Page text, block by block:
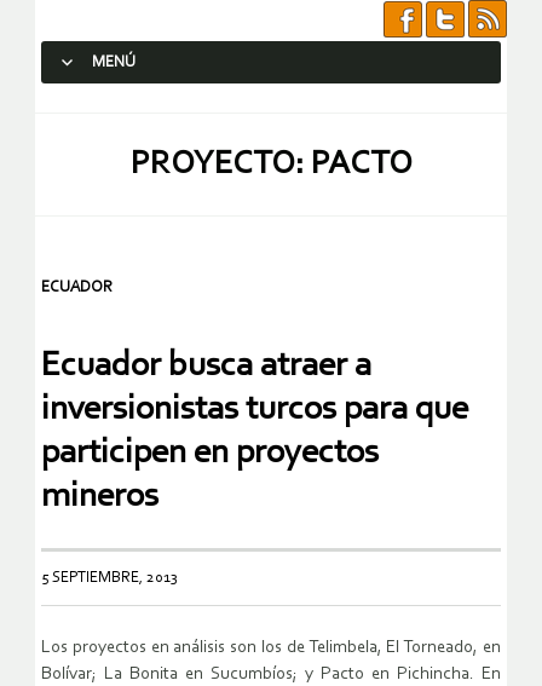
MENÚ
PROYECTO: PACTO
ECUADOR
Ecuador busca atraer a
inversionistas turcos para que
participen en proyectos
mineros
5 SEPTIEMBRE, 2013
Los proyectos en análisis son los de Telimbela, El Torneado, en
Bolívar; La Bonita en Sucumbíos; y Pacto en Pichincha. En